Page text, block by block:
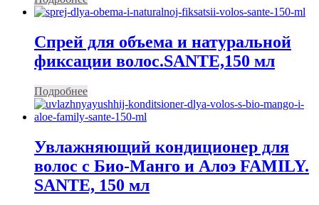
Спрей для объема и натуральной
фиксации волос.SANTE,150 мл
Подробнее
Увлажняющий кондиционер для
волос с Био-Манго и Алоэ FAMILY.
SANTE, 150 мл